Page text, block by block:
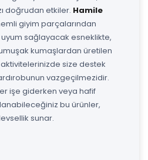
doğrudan etkiler. Hamile
giyim parçalarından
uyum sağlayacak esneklikte,
kumaşlardan üretilen
size destek
vazgeçilmezidir.
işe giderken veya hafif
bu ürünler,
sunar.